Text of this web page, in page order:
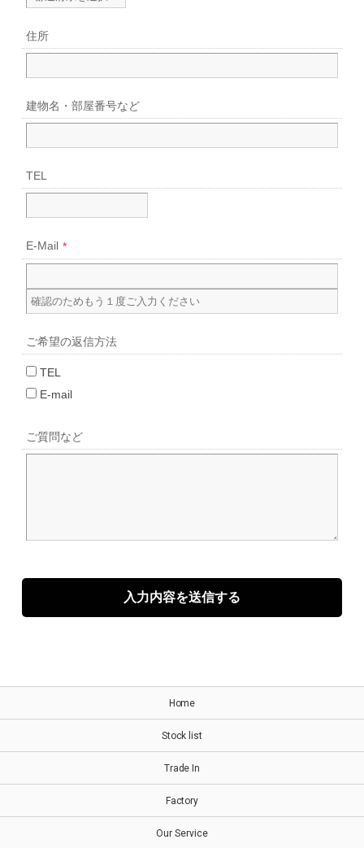
住所
建物名・ 部屋番号など
TEL
E-Mail *
ご希望の返信方法
TEL
E-mail
ご質問など
Home
Stock list
Trade In
Factory
Our Service